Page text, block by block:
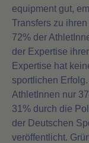
equipment gut,
Transfers zu
72% der
der Expertise
Expertise hat
sportlichen
AthletInnen nur
31% durch die
der Deutschen
veröffentlicht.